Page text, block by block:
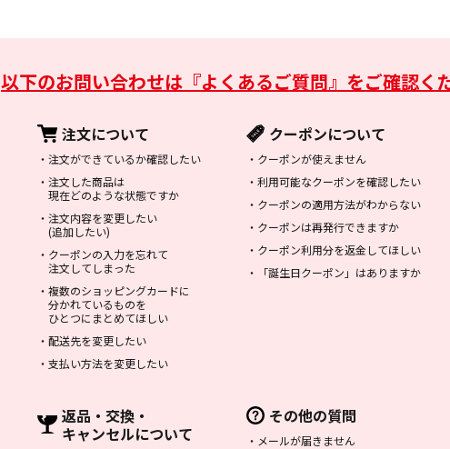
以下のお問い合わせは 『よくあるご質問』をご確認く
注文について
・ 注文ができているか確認したい
・ 注文した商品は
現在どのような状態ですか
・ 注文内容を変更したい
(追加したい)
・ クーポンの入力を忘れて
注文してしまった
・ 複数のショッピングカードに
分かれているものを
ひとつにまとめてほしい
・ 配送先を変更したい
・ 支払い方法を変更したい
クーポンについて
・ クーポンが使えません
・ 利用可能なクーポンを確認したい
・ クーポンの適用方法がわからない
・ クーポンは再発行できますか
・ クーポン利用分を返金してほしい
・
「誕生日クーポン」はありますか
返品・交換・
キャンセルについて
その他の質問
・ メールが届きません